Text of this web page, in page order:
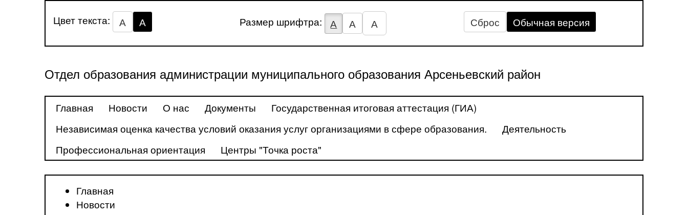
Цвет текста: А А Размер шрифтра: А А А Сброс Обычная версия
Отдел образования администрации муниципального образования Арсеньевский район
Главная Новости О нас Документы
Государственная итоговая аттестация (ГИА)
Независимая оценка качества условий оказания услуг организациями в сфере образования.
Деятельность
Профессиональная ориентация
Центры "Точка роста"
Главная
Новости